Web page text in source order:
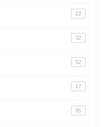
22
32
52
17
95